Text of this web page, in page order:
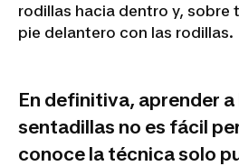
rodillas hacia dentro y, sobre
pie delantero con las rodillas.
En definitiva, aprender a
sentadillas no es fácil
conoce la técnica solo